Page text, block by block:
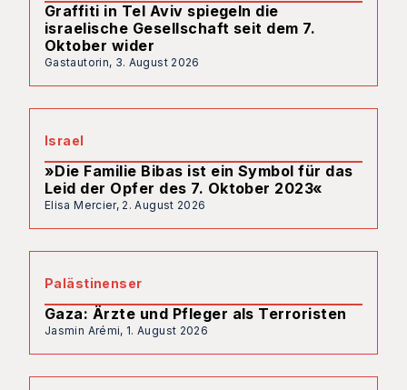
Graffiti in Tel Aviv spiegeln die
israelische Gesellschaft seit dem 7.
Oktober wider
Gastautorin, 3. August 2026
Israel
»Die Familie Bibas ist ein Symbol für das
Leid der Opfer des 7. Oktober 2023«
Elisa Mercier, 2. August 2026
Palästinenser
Gaza: Ärzte und Pfleger als Terroristen
Jasmin Arémi, 1. August 2026